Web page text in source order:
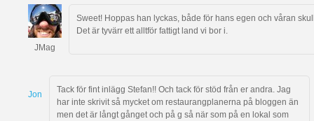
JMag
Sweet! Hoppas han lyckas, både för hans egen och våran
Det är tyvärr ett alltför fattigt land vi bor i.
Jon
Tack för fint inlägg Stefan!! Och tack för stöd från er andra. Jag
har inte skrivit så mycket om restaurangplanerna på bloggen än
men det är långt gånget och på g så när som på en lokal som